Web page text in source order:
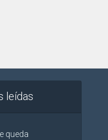
leídas
queda